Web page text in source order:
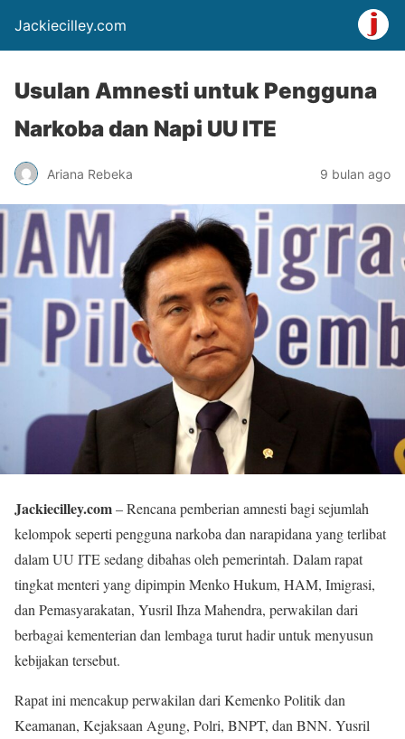
Jackiecilley.com
Usulan Amnesti untuk Pengguna
Narkoba dan Napi UU ITE
Ariana Rebeka 9 bulan ago
Jackiecilley.com– Rencana pemberian amnesti bagi sejumlah
kelompok seperti pengguna narkoba dan narapidana yang terlibat
dalam UU ITE sedang dibahas oleh pemerintah. Dalam rapat
tingkat menteri yang dipimpin Menko Hukum, HAM, Imigrasi,
dan Pemasyarakatan, Yusril Ihza Mahendra, perwakilan dari
berbagai kementerian dan lembaga turut hadir untuk menyusun
kebijakan tersebut.
Rapat ini mencakup perwakilan dari Kemenko Politik dan
Keamanan, Kejaksaan Agung, Polri, BNPT, dan BNN. Yusril